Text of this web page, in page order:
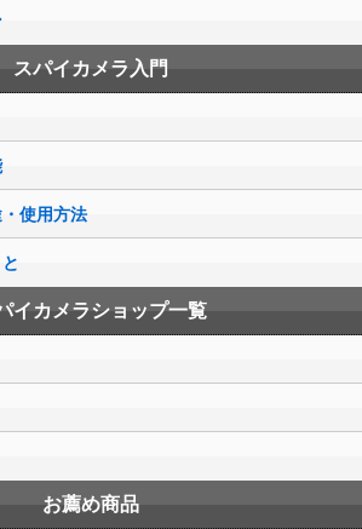
スパイカメラ入門
使用方法
イカメラショップ一覧
お薦め商品